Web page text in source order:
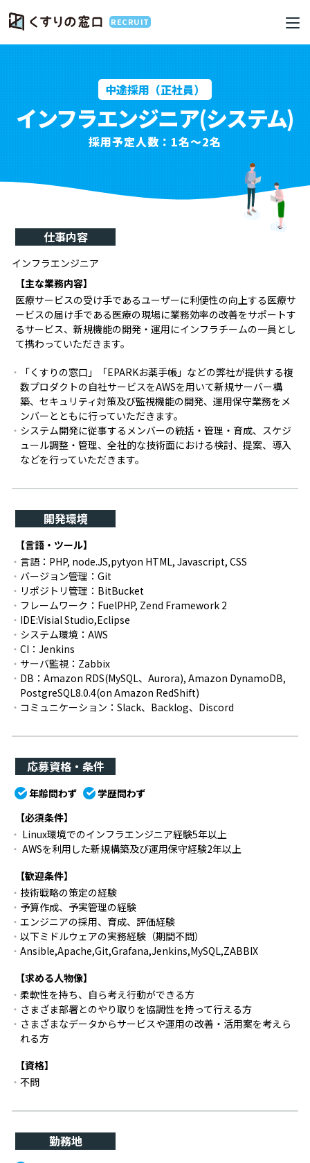
RECRUIT
中途採用（正社員）
インフラエンジニア(システム)
採用予定人数：1名～2名
仕事内容
インフラエンジニア
【主な業務内容】
医療サービスの受け手であるユーザーに利便性の向上する医療サ
ービスの届け手である医療の現場に業務効率の改善をサポートす
るサービス、新規機能の開発・運用にインフラチームの一員とし
て携わっていただきます。
「くすりの窓口」「EPARKお薬手帳」などの弊社が提供する複
数プロダクトの自社サービスをAWSを用いて新規サーバー構
築、セキュリティ対策及び監視機能の開発、運用保守業務をメ
ンバーとともに行っていただきます。
システム開発に従事するメンバーの統括・管理・育成、スケジ
ュール調整・管理、全社的な技術面における検討、提案、導入
などを行っていただきます。
開発環境
【言語・ツール】
言語：PHP, node.JS,pytyon HTML, Javascript, CSS
バージョン管理：Git
リポジトリ管理：BitBucket
フレームワーク：FuelPHP, Zend Framework 2
IDE:Visial Studio,Eclipse
システム環境：AWS
CI：Jenkins
サーバ監視：Zabbix
DB：Amazon RDS(MySQL、Aurora), Amazon DynamoDB,
PostgreSQL8.0.4(on Amazon RedShift)
コミュニケーション：Slack、Backlog、Discord
応募資格・条件
年齢問わず
学歴問わず
【必須条件】
Linux環境でのインフラエンジニア経験5年以上
AWSを利用した新規構築及び運用保守経験2年以上
【歓迎条件】
技術戦略の策定の経験
予算作成、予実管理の経験
エンジニアの採用、育成、評価経験
以下ミドルウェアの実務経験（期間不問）
Ansible,Apache,Git,Grafana,Jenkins,MySQL,ZABBIX
【求める人物像】
柔軟性を持ち、自ら考え行動ができる方
さまざま部署とのやり取りを協調性を持って行える方
さまざまなデータからサービスや運用の改善・活用案を考えら
れる方
【資格】
不問
勤務地